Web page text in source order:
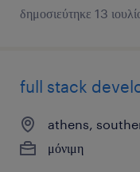
δημοσιεύτηκε 13
full stack
athens,
μόνιμη